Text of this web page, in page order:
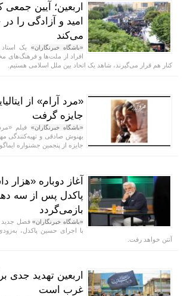
اربعین؛ آیین
امید و آزادگی را
می‌کند
«باشگاه خبرنگاران» یک
افراد از ملت‌ها و فرهنگ‌های
کنار هم قرار می‌گیرند، شاهد یک اتحاد بین ملل اسلامی هستیم.
«مرد آرام» از
جایزه گرفت
«باشگاه خبرنگاران» فیلم
بهنوش صادقی و تهیه‌کنندگی
جایزه از پنجمین جشنواره ایماگو
آغاز دوباره
پاکدل پس از سه دهه
بازمی‌گردد
«باشگاه خبرنگاران»فصل جدید
با اجرای حسین پاکدل،
آنتن خواهد رفت.
اربعین تهدید جدی
غرب است